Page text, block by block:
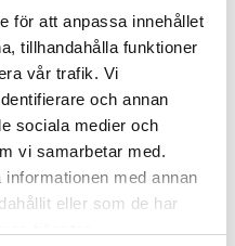
för att anpassa innehållet
tillhandahålla funktioner
vår trafik. Vi
och annan
sociala medier och
vi samarbetar med.
med annan
eller som de har